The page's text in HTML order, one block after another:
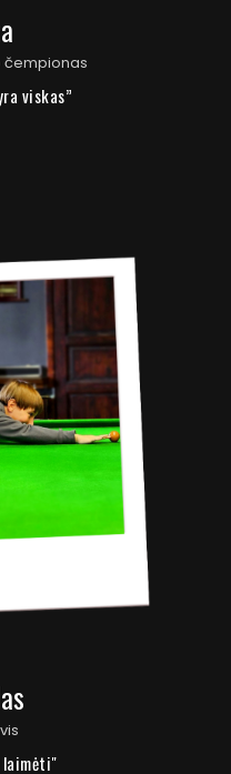
čempionas
viskas”